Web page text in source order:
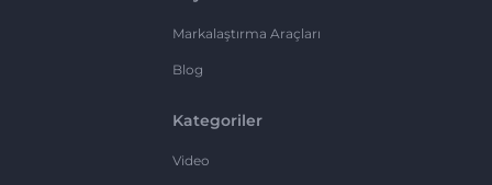
Markalaştırma Araçları
Blog
Kategoriler
Video